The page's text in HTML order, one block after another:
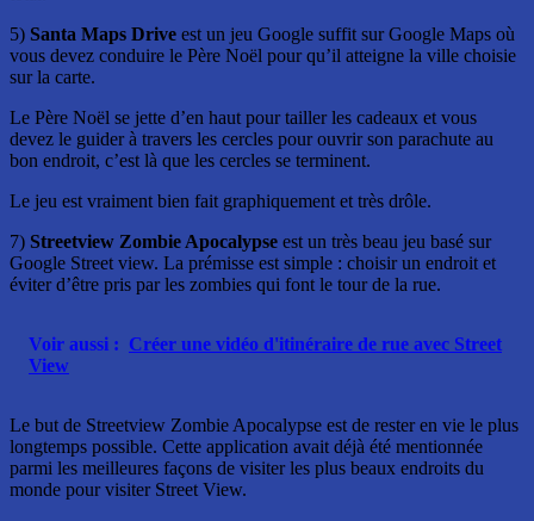
5) Santa Maps Drive est un jeu Google suffit sur Google Maps où
vous devez conduire le Père Noël pour qu’il atteigne la ville choisie
sur la carte.
Le Père Noël se jette d’en haut pour tailler les cadeaux et vous
devez le guider à travers les cercles pour ouvrir son parachute au
bon endroit, c’est là que les cercles se terminent.
Le jeu est vraiment bien fait graphiquement et très drôle.
7) Streetview Zombie Apocalypse est un très beau jeu basé sur
Google Street view. La prémisse est simple : choisir un endroit et
éviter d’être pris par les zombies qui font le tour de la rue.
Voir aussi : Créer une vidéo d'itinéraire de rue avec Street
View
Le but de Streetview Zombie Apocalypse est de rester en vie le plus
longtemps possible. Cette application avait déjà été mentionnée
parmi les meilleures façons de visiter les plus beaux endroits du
monde pour visiter Street View.